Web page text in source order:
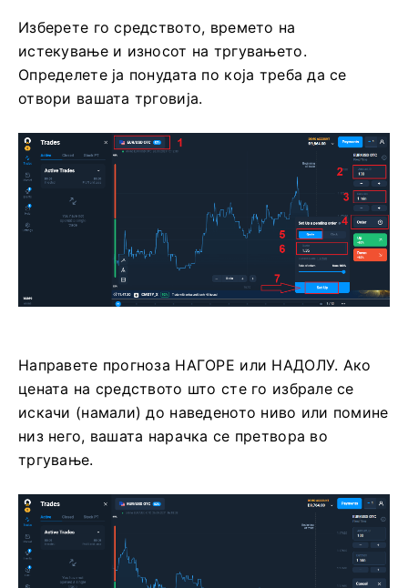
Изберете го средството, времето на
истекување и износот на тргувањето.
Определете ја понудата по која треба да се
отвори вашата трговија.
Направете прогноза НАГОРЕ или НАДОЛУ. Ако
цената на средството што сте го избрале се
искачи (намали) до наведеното ниво или помине
низ него, вашата нарачка се претвора во
тргување.